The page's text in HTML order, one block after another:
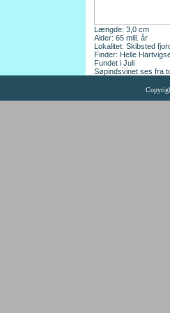
Længde: 3,0 cm
Alder: 65 mill. år
Lokalitet: Skibsted
Finder: Helle
Fundet i Juli
Søpindsvinet ses fra